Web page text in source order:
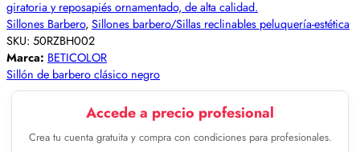
Sillones Barbero, Sillones barbero/Sillas reclinables peluquería-estética
SKU: 50RZBH002
Marca: BETICOLOR
Sillón de barbero clásico negro
Accede a precio profesional
Crea tu cuenta gratuita y compra con condiciones para profesionales.